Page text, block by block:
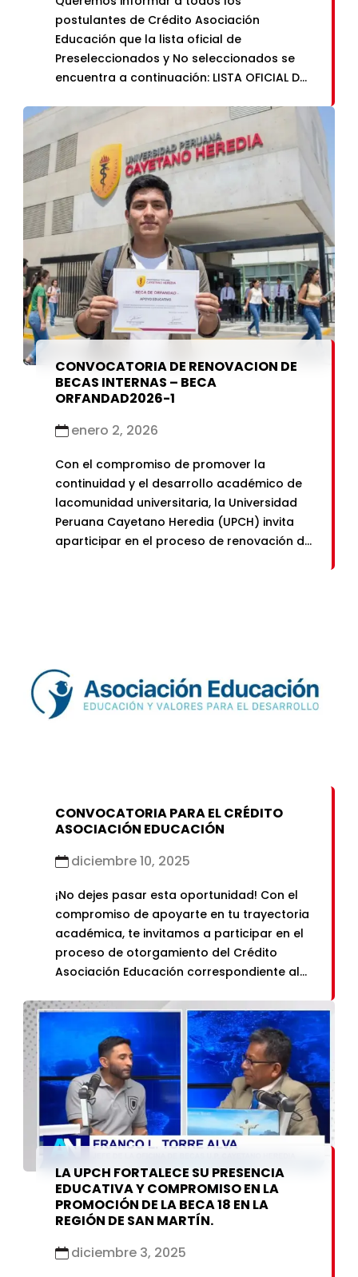
postulantes de Crédito Asociación
Educación que la lista oficial de
Preseleccionados y No seleccionados se
encuentra a continuación: LISTA OFICIAL DE
Asimismo, la lista de No Aptos, que detalla
el motivo de no apto se encuentra a
continuación: LISTA OFICIAL DE NO APTOS
CONVOCATORIA DE RENOVACION DE
BECAS INTERNAS – BECA
ORFANDAD2026-1
enero 2, 2026
Con el compromiso de promover la
continuidad y el desarrollo académico de
lacomunidad universitaria, la Universidad
Peruana Cayetano Heredia (UPCH) invita
aparticipar en el proceso de renovación de
CONVOCATORIA PARA EL CRÉDITO
ASOCIACIÓN EDUCACIÓN
diciembre 10, 2025
¡No dejes pasar esta oportunidad! Con el
compromiso de apoyarte en tu trayectoria
académica, te invitamos a participar en el
proceso de otorgamiento del Crédito
Asociación Educación correspondiente al
una entidad sin fines de lucro cuya misión
es promover la educación superior en el
Perú, otorgando apoyo educativo a
jóvenes líderes […]
LA UPCH FORTALECE SU PRESENCIA
EDUCATIVA Y COMPROMISO EN LA
PROMOCIÓN DE LA BECA 18 EN LA
REGIÓN DE SAN MARTÍN.
diciembre 3, 2025